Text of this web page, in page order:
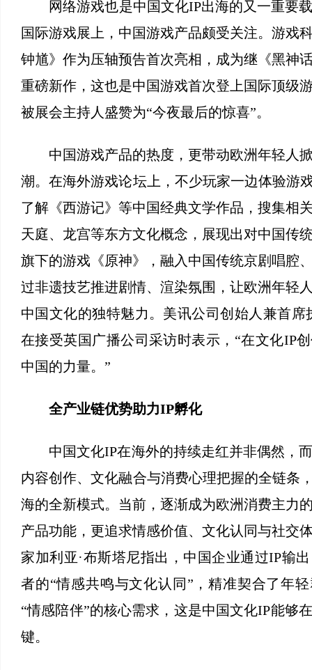
网络游戏也是中国文化IP出海的又一重要载
国际游戏展上，中国游戏产品颇受关注。游戏
钟馗》作为压轴预告首次亮相，成为继《黑神
重磅新作，这也是中国游戏首次登上国际顶级
被展会主持人盛赞为“今夜最后的惊喜”。
中国游戏产品的热度，更带动欧洲年轻人
潮。在海外游戏论坛上，不少玩家一边体验游
了解《西游记》等中国经典文学作品，搜集相
天庭、龙宫等东方文化概念，展现出对中国传
旗下的游戏《原神》，融入中国传统京剧唱腔
过非遗技艺推进剧情、渲染氛围，让欧洲年轻
中国文化的独特魅力。美讯公司创始人兼首席
在接受英国广播公司采访时表示，“在文化IP
中国的力量。”
全产业链优势助力IP孵化
中国文化IP在海外的持续走红并非偶然，
内容创作、文化融合与消费心理把握的全链条
海的全新模式。当前，逐渐成为欧洲消费主力
产品功能，更追求情感价值、文化认同与社交
家加利亚·布斯塔尼指出，中国企业通过IP输
者的“情感共鸣与文化认同”，精准契合了年
“情感陪伴”的核心需求，这是中国文化IP能够
键。